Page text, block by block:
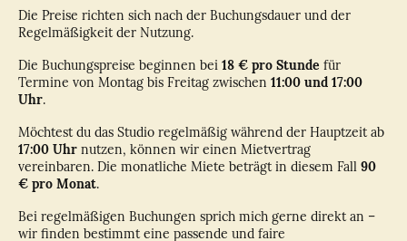
Die Preise richten sich nach der Buchungsdauer und der
Regelmäßigkeit der Nutzung.
Die Buchungspreise beginnen bei 18 € pro Stunde für
Termine von Montag bis Freitag zwischen 11:00 und 17:00
Uhr.
Möchtest du das Studio regelmäßig während der Hauptzeit ab
17:00 Uhr nutzen, können wir einen Mietvertrag
vereinbaren. Die monatliche Miete beträgt in diesem Fall 90
€ pro Monat.
Bei regelmäßigen Buchungen sprich mich gerne direkt an –
wir finden bestimmt eine passende und faire